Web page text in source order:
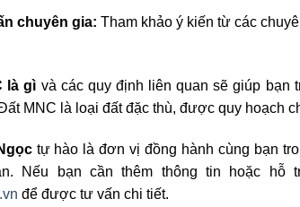
chuyên gia: Tham khảo ý kiến từ các
là gì và các quy định liên quan sẽ giúp bạn
MNC là loại đất đặc thù, được quy hoạch
tự hào là đơn vị đồng hành cùng bạn
Nếu bạn cần thêm thông tin hoặc
để được tư vấn chi tiết.